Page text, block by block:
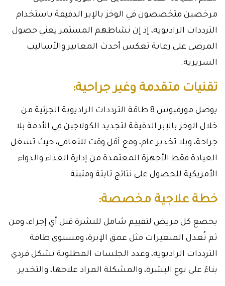
مرخصين متخصصون في الوخز بالإبر الدقيقة باستخدام
الترددات الراديوية، إذ إن نشاطهم المستمر يعني حصول
المرضى على رعاية تعكس أحدث المعايير والأساليب
السريرية.
تقنيات متقدمة وغير جراحية:
يوصل مورفيوس 8 طاقة الترددات الراديوية الجزئية من
خلال الوخز بالإبر الدقيقة لتجديد الكولاجين في الأدمة بلا
جراحة، وبلا تخدير عام، ومع أقل وقت للتعافي، حيث تشغل
العيادة فقط الأجهزة المعتمدة من إدارة الغذاء والدواء
الأمريكية للحصول على نتائج ثابتة ومثبتة.
خطة علاجية مخصصة:
يخضع كل مريض لتقييم شامل للبشرة قبل أي إجراء، ومن
ثم تُعدل المتغيرات مثل عمق الإبرة، ومستوى طاقة
الترددات الراديوية، وعدد الجلسات المطلوبة بشكل فردي
بناءً على نوع البشرة، والمشكلة المراد علاجها، والتخدير.